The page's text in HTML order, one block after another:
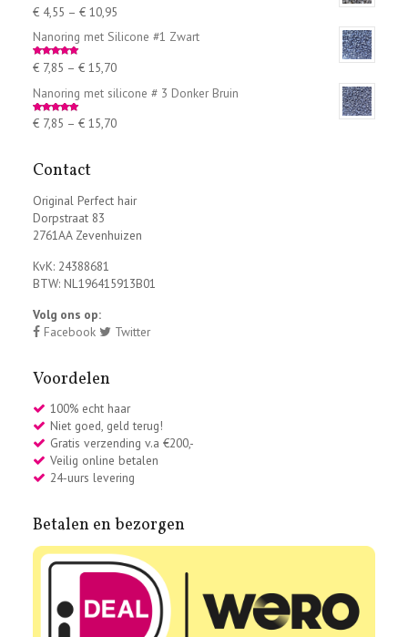
Rated5.00
out of 5
€4,55 – €10,95
Nanoring met Silicone #1 Zwart
Rated5.00
out of 5
€7,85 – €15,70
Nanoring met silicone # 3 Donker Bruin
Rated5.00
out of 5
€7,85 – €15,70
Contact
Original Perfect hair
Dorpstraat 83
2761AA Zevenhuizen
KvK: 24388681
BTW: NL196415913B01
Volg ons op:
Facebook
Twitter
Voordelen
100% echt haar
Niet goed, geld terug!
Gratis verzending v.a €200,-
Veilig online betalen
24-uurs levering
Betalen en bezorgen